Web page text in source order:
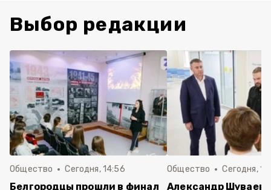
Выбор редакции
Общество Сегодня, 14:56
Белгородцы прошли в финал
Общество Сегодня,
Александр Шуваев